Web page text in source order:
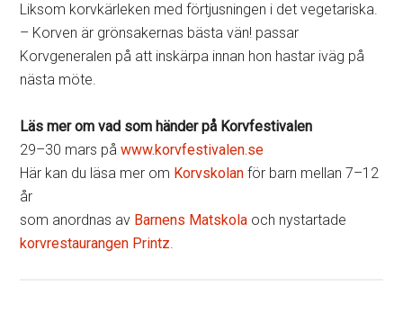
Liksom korvkärleken med förtjusningen i det vegetariska.
– Korven är grönsakernas bästa vän! passar
Korvgeneralen på att inskärpa innan hon hastar iväg på
nästa möte.
Läs mer om vad som händer på Korvfestivalen
29–30 mars på www.korvfestivalen.se
Här kan du läsa mer om Korvskolan för barn mellan 7–12
år
som anordnas av Barnens Matskola och nystartade
korvrestaurangen Printz.